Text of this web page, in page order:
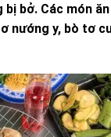
bở. Các món
nướng y, bò tơ